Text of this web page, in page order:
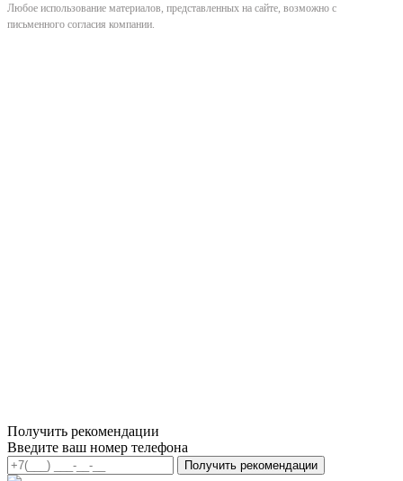
Любое использование материалов, представленных на сайте, возможно с
письменного согласия компании.
Получить рекомендации
Введите ваш номер телефона
Получить рекомендации